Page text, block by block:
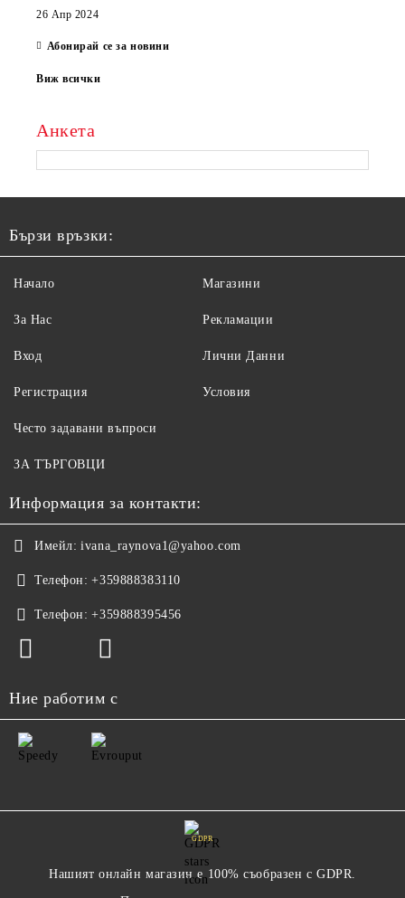
26 Апр 2024
Абонирай се за новини
Виж всички
Анкета
Бързи връзки:
Начало
За Нас
Вход
Регистрация
Магазини
Рекламации
Лични Данни
Условия
Често задавани въпроси
ЗА ТЪРГОВЦИ
Информация за контакти:
Имейл: ivana_raynova1@yahoo.com
Телефон: +359888383110
Телефон: +359888395456
Ние работим с
GDPR
Нашият онлайн магазин е 100% съобразен с GDPR.